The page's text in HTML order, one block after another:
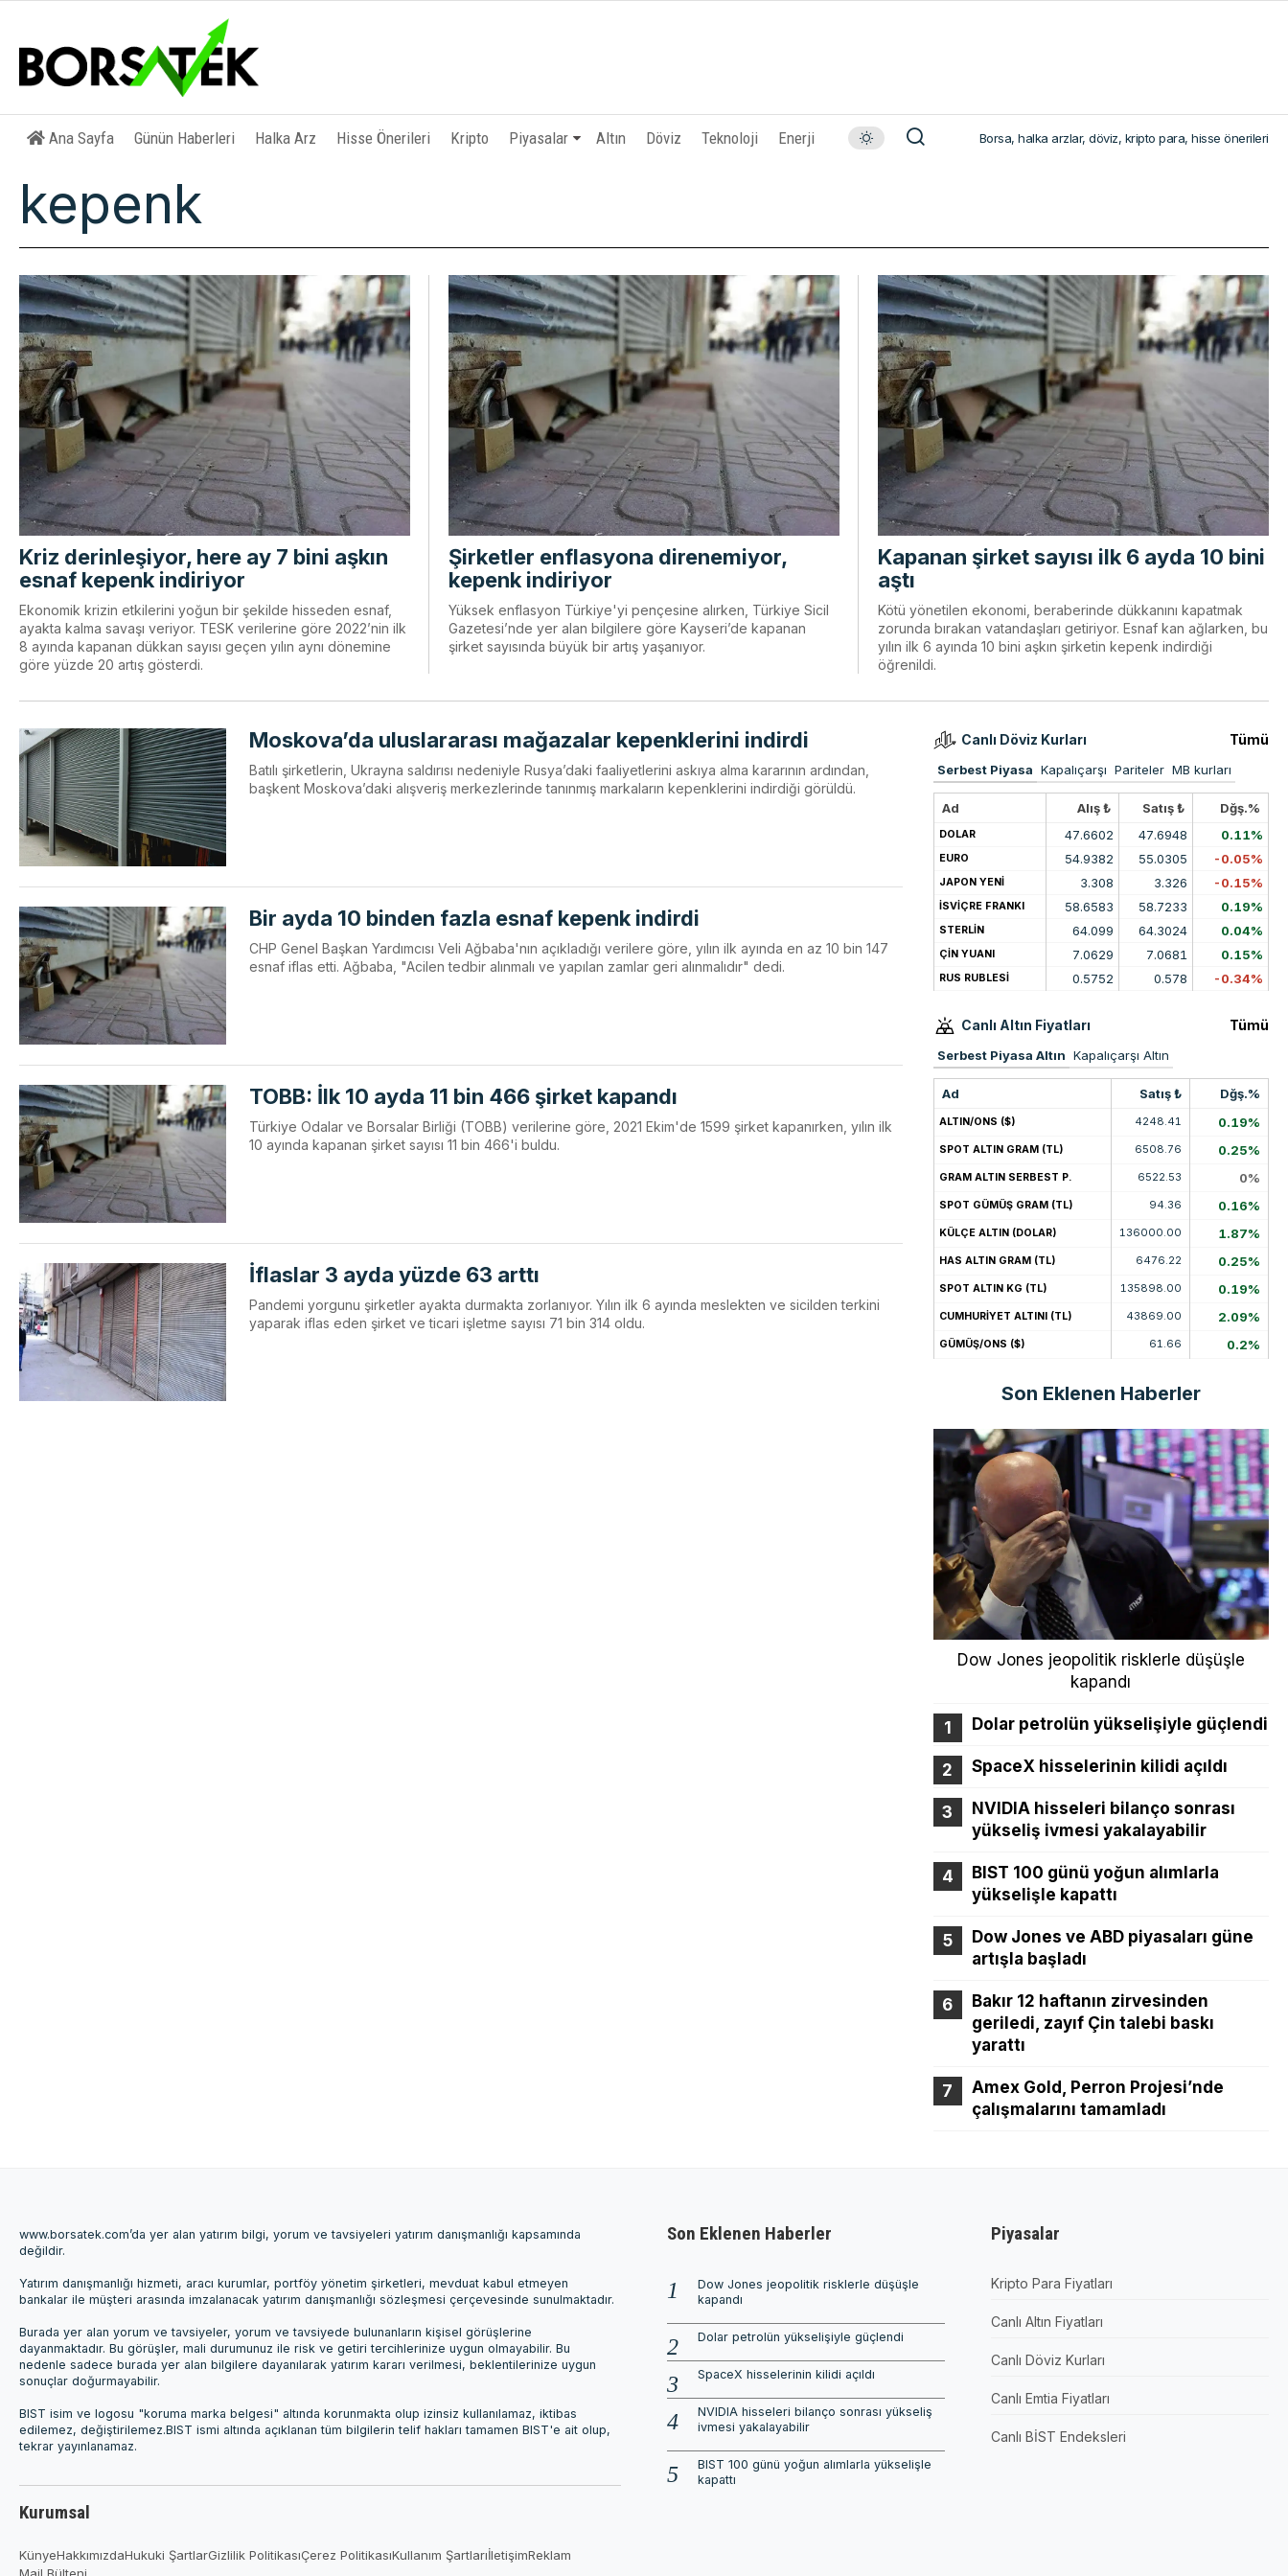
Ana Sayfa Günün Haberleri Halka Arz Hisse Önerileri Kripto Piyasalar Altın Döviz Teknoloji Enerji Borsa, halka arzlar, döviz, kripto para, hisse önerileri
kepenk
Kriz derinleşiyor, here ay 7 bini aşkın
esnaf kepenk indiriyor
Ekonomik krizin etkilerini yoğun bir şekilde hisseden esnaf,
ayakta kalma savaşı veriyor. TESK verilerine göre 2022’nin ilk
8 ayında kapanan dükkan sayısı geçen yılın aynı dönemine
göre yüzde 20 artış gösterdi.
Şirketler enflasyona direnemiyor,
kepenk indiriyor
Yüksek enflasyon Türkiye'yi pençesine alırken, Türkiye Sicil
Gazetesi’nde yer alan bilgilere göre Kayseri’de kapanan
şirket sayısında büyük bir artış yaşanıyor.
Kapanan şirket sayısı ilk 6 ayda 10 bini
aştı
Kötü yönetilen ekonomi, beraberinde dükkanını kapatmak
zorunda bırakan vatandaşları getiriyor. Esnaf kan ağlarken, bu
yılın ilk 6 ayında 10 bini aşkın şirketin kepenk indirdiği
öğrenildi.
Moskova’da uluslararası mağazalar kepenklerini indirdi
Batılı şirketlerin, Ukrayna saldırısı nedeniyle Rusya’daki faaliyetlerini askıya alma kararının ardından,
başkent Moskova’daki alışveriş merkezlerinde tanınmış markaların kepenklerini indirdiği görüldü.
Bir ayda 10 binden fazla esnaf kepenk indirdi
CHP Genel Başkan Yardımcısı Veli Ağbaba'nın açıkladığı verilere göre, yılın ilk ayında en az 10 bin 147
esnaf iflas etti. Ağbaba, "Acilen tedbir alınmalı ve yapılan zamlar geri alınmalıdır" dedi.
TOBB: İlk 10 ayda 11 bin 466 şirket kapandı
Türkiye Odalar ve Borsalar Birliği (TOBB) verilerine göre, 2021 Ekim'de 1599 şirket kapanırken, yılın ilk
10 ayında kapanan şirket sayısı 11 bin 466'i buldu.
İflaslar 3 ayda yüzde 63 arttı
Pandemi yorgunu şirketler ayakta durmakta zorlanıyor. Yılın ilk 6 ayında meslekten ve sicilden terkini
yaparak iflas eden şirket ve ticari işletme sayısı 71 bin 314 oldu.
Canlı Döviz Kurları Tümü
Serbest Piyasa Kapalıçarşı Pariteler MB kurları
Ad Alış ₺ Satış ₺ Dğş.%
DOLAR 47.6602 47.6948 0.11%
EURO 54.9382 55.0305 -0.05%
JAPON YENİ 3.308 3.326 -0.15%
İSVİÇRE FRANKI 58.6583 58.7233 0.19%
STERLİN 64.099 64.3024 0.04%
ÇİN YUANI 7.0629 7.0681 0.15%
RUS RUBLESİ 0.5752 0.578 -0.34%
Canlı Altın Fiyatları Tümü
Serbest Piyasa Altın Kapalıçarşı Altın
Ad Satış ₺ Dğş.%
ALTIN/ONS ($) 4248.41 0.19%
SPOT ALTIN GRAM (TL) 6508.76 0.25%
GRAM ALTIN SERBEST P. 6522.53 0%
SPOT GÜMÜŞ GRAM (TL) 94.36 0.16%
KÜLÇE ALTIN (DOLAR) 136000.00 1.87%
HAS ALTIN GRAM (TL) 6476.22 0.25%
SPOT ALTIN KG (TL) 135898.00 0.19%
CUMHURİYET ALTINI (TL) 43869.00 2.09%
GÜMÜŞ/ONS ($) 61.66 0.2%
Son Eklenen Haberler
Dow Jones jeopolitik risklerle düşüşle
kapandı
Dolar petrolün yükselişiyle güçlendi
SpaceX hisselerinin kilidi açıldı
NVIDIA hisseleri bilanço sonrası
yükseliş ivmesi yakalayabilir
BIST 100 günü yoğun alımlarla
yükselişle kapattı
Dow Jones ve ABD piyasaları güne
artışla başladı
Bakır 12 haftanın zirvesinden
geriledi, zayıf Çin talebi baskı
yarattı
Amex Gold, Perron Projesi’nde
çalışmalarını tamamladı
www.borsatek.com’da yer alan yatırım bilgi, yorum ve tavsiyeleri yatırım danışmanlığı kapsamında
değildir.
Yatırım danışmanlığı hizmeti, aracı kurumlar, portföy yönetim şirketleri, mevduat kabul etmeyen
bankalar ile müşteri arasında imzalanacak yatırım danışmanlığı sözleşmesi çerçevesinde sunulmaktadır.
Burada yer alan yorum ve tavsiyeler, yorum ve tavsiyede bulunanların kişisel görüşlerine
dayanmaktadır. Bu görüşler, mali durumunuz ile risk ve getiri tercihlerinize uygun olmayabilir. Bu
nedenle sadece burada yer alan bilgilere dayanılarak yatırım kararı verilmesi, beklentilerinize uygun
sonuçlar doğurmayabilir.
BIST isim ve logosu "koruma marka belgesi" altında korunmakta olup izinsiz kullanılamaz, iktibas
edilemez, değiştirilemez.BIST ismi altında açıklanan tüm bilgilerin telif hakları tamamen BIST'e ait olup,
tekrar yayınlanamaz.
Kurumsal
KünyeHakkımızdaHukuki ŞartlarGizlilik PolitikasıÇerez PolitikasıKullanım ŞartlarıİletişimReklam
Mail Bülteni
Son Eklenen Haberler
Dow Jones jeopolitik risklerle düşüşle
kapandı
Dolar petrolün yükselişiyle güçlendi
SpaceX hisselerinin kilidi açıldı
NVIDIA hisseleri bilanço sonrası yükseliş
ivmesi yakalayabilir
BIST 100 günü yoğun alımlarla yükselişle
kapattı
Piyasalar
Kripto Para Fiyatları
Canlı Altın Fiyatları
Canlı Döviz Kurları
Canlı Emtia Fiyatları
Canlı BİST Endeksleri